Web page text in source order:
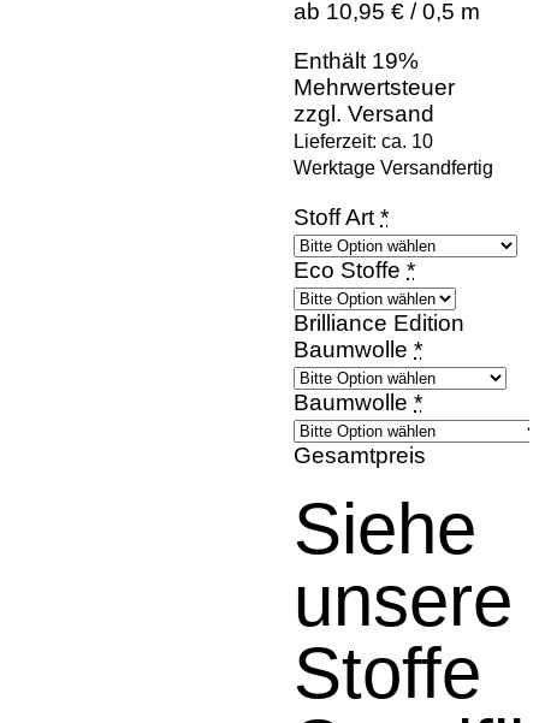
ab 10,95 € / 0,5 m
Enthält 19%
Mehrwertsteuer
zzgl. Versand
Lieferzeit: ca. 10
Werktage Versandfertig
Stoff Art *
Eco Stoffe *
Brilliance Edition
Baumwolle *
Baumwolle *
Gesamtpreis
Siehe
unsere
Stoffe